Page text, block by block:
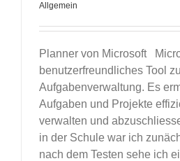
Allgemein
Planner von Microsoft
benutzerfreundliches Tool
Aufgabenverwaltung. Es
Aufgaben und Projekte
verwalten und
in der Schule war ich
nach dem Testen sehe ich